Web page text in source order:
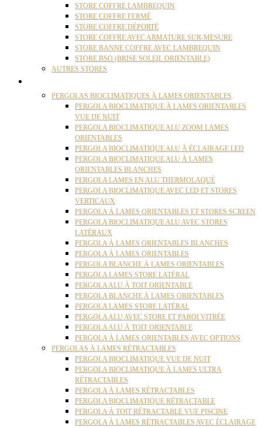
STORE COFFRE LAMBREQUIN
STORE COFFRE FERMÉ
STORE COFFRE DÉPORTÉ
STORE COFFRE AVEC ARMATURE SUR-MESURE
STORE BANNE COFFRE AVEC LAMBREQUIN
STORE BSO (BRISE SOLEIL ORIENTABLE)
AUTRES STORES
PERGOLAS BIOCLIMATIQUES À LAMES ORIENTABLES
PERGOLA BIOCLIMATIQUE À LAMES ORIENTABLES
VUE DE NUIT
PERGOLA BIOCLIMATIQUE ALU ZOOM LAMES
ORIENTABLES
PERGOLA BIOCLIMATIQUE ALU À ÉCLAIRAGE LED
PERGOLA BIOCLIMATIQUE ALU À LAMES
ORIENTABLES BLANCHES
PERGOLA LAMES EN ALU THERMOLAQUÉ
PERGOLA BIOCLIMATIQUE AVEC LED ET STORES
VERTICAUX
PERGOLA À LAMES ORIENTABLES ET STORES SCREEN
PERGOLA BIOCLIMATIQUE ALU AVEC STORES
LATÉRAUX
PERGOLA À LAMES ORIENTABLES BLANCHES
PERGOLA À LAMES ORIENTABLES
PERGOLA BLANCHE À LAMES ORIENTABLES
PERGOLA LAMES STORE LATÉRAL
PERGOLA ALU À TOIT ORIENTABLE
PERGOLA BLANCHE À LAMES ORIENTABLES
PERGOLA LAMES STORE LATÉRAL
PERGOLA ALU AVEC STORE ET PAROI VITRÉE
PERGOLA ALU À TOIT ORIENTABLE
PERGOLA À LAMES ORIENTABLES AVEC OPTIONS
PERGOLAS À LAMES RÉTRACTABLES
PERGOLA BIOCLIMATIQUE VUE DE NUIT
PERGOLA BIOCLIMATIQUE À LAMES ULTRA
RÉTRACTABLES
PERGOLA À LAMES RÉTRACTABLES
PERGOLA BIOCLIMATIQUE RÉTRACTABLE
PERGOLA À TOIT RÉTRACTABLE VUE PISCINE
PERGOLA À LAMES RÉTRACTABLES AVEC ÉCLAIRAGE